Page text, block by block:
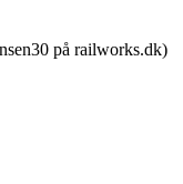
på railworks.dk)